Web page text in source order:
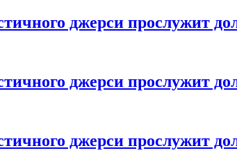
джерси прослужит
джерси прослужит
джерси прослужит